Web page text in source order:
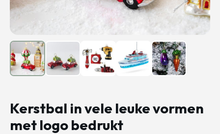
Kerstbal in vele leuke vormen
met logo bedrukt